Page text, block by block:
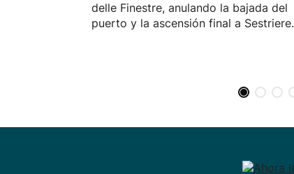
delle Finestre, anulando la bajada del
puerto y la ascensión final a Sestriere.